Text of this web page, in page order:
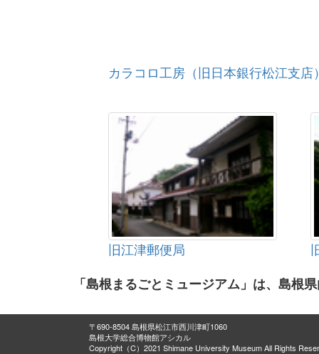
カラコロ工房（旧日本銀行松江支店
旧江津郵便局
「島根まるごとミュージアム」は、島根
〒690-8504 島根県松江市西川津町1060
島根大学総合博物館アシカル
Copyright（C）2021 Shimane University Museum All Rights